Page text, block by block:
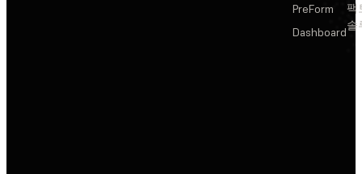
PreForm
Dashboard
팩
솔